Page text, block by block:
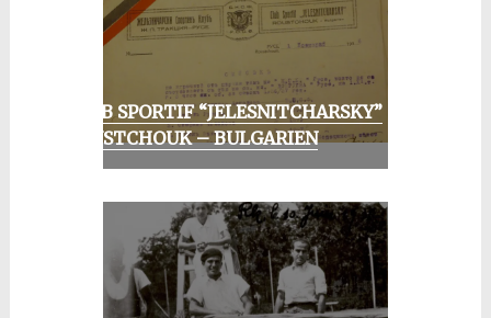
CLUB SPORTIF “JELESNITCHARSKY”
ROUSTCHOUK – BULGARIEN